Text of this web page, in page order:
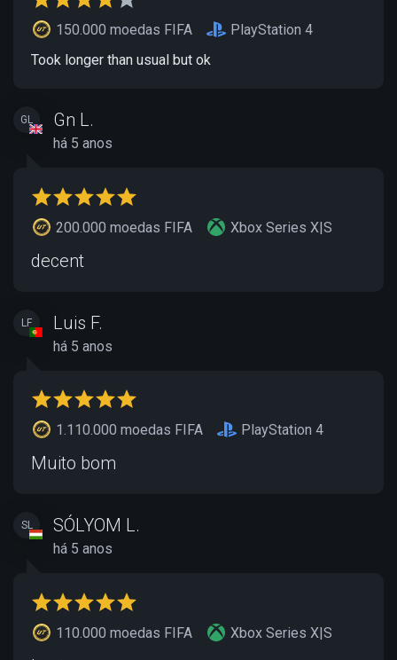
150.000 moedas FIFA
PlayStation 4
Took longer than usual but ok
GL Gn L.
há 5 anos
200.000 moedas FIFA Xbox Series X|S
decent
LF Luis F.
há 5 anos
1.110.000 moedas FIFA PlayStation 4
Muito bom
SL SÓLYOM L.
há 5 anos
110.000 moedas FIFA Xbox Series X|S